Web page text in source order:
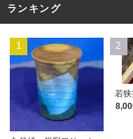
ランキング
1 2
若